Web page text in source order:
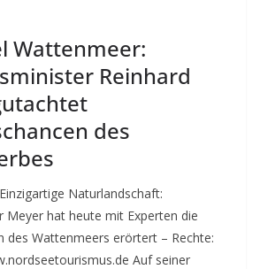
Wattenmeer:
Reinhard
des
Naturlandschaft:
Meyer hat heute mit Experten die
des Wattenmeers erörtert – Rechte:
Auf seiner